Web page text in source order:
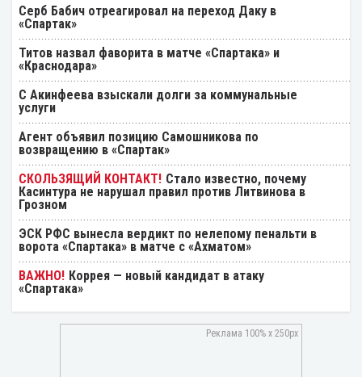
Серб Бабич отреагировал на переход Даку в
«Спартак»
Титов назвал фаворита в матче «Спартака» и
«Краснодара»
С Акинфеева взыскали долги за коммунальные
услуги
Агент объявил позицию Самошникова по
возвращению в «Спартак»
Стало известно, почему
Касинтура не нарушал правил против Литвинова в
Грозном
ЭСК РФС вынесла вердикт по нелепому пенальти в
ворота «Спартака» в матче с «Ахматом»
Коррея — новый кандидат в атаку
«Спартака»